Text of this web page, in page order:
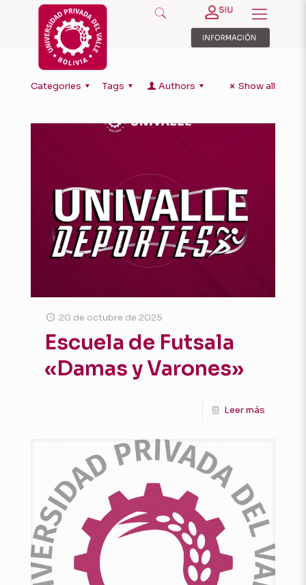
Categories Tags Authors Show all
20 de octubre de 2025
Escuela de Futsala
«Damas y Varones»
Leer más